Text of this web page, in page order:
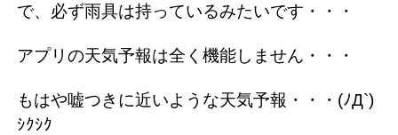
で、必ず雨具は持っているみたいです・・・
アプリの天気予報は全く機能しません・・・
もはや嘘つきに近いような天気予報・・・(ﾉД`)
ｼｸｼｸ